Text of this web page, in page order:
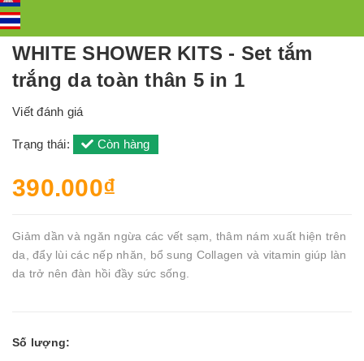
WHITE SHOWER KITS - Set tắm
trắng da toàn thân 5 in 1
Viết đánh giá
Trạng thái: Còn hàng
390.000₫
Giảm dần và ngăn ngừa các vết sạm, thâm nám xuất hiện trên
da, đẩy lùi các nếp nhăn, bổ sung Collagen và vitamin giúp làn
da trở nên đàn hồi đầy sức sống.
Số lượng: